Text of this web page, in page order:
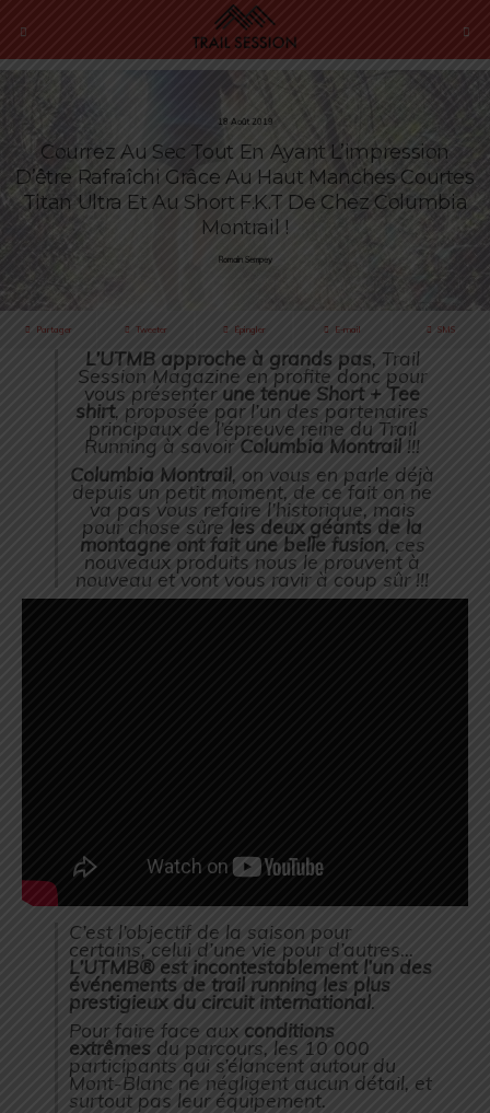
18 Août 2019
Courrez Au Sec Tout En Ayant L’impression
D’être Rafraîchi Grâce Au Haut Manches Courtes
Titan Ultra Et Au Short F.K.T De Chez Columbia
Montrail !
Romain Sempey
Partager Tweeter Épingler E-mail SMS
L’UTMB approche à grands pas, Trail
Session Magazine en profite donc pour
vous présenter une tenue Short + Tee
shirt, proposée par l’un des partenaires
principaux de l’épreuve reine du Trail
Running à savoirColumbia Montrail !!!
Columbia Montrail, on vous en parle déjà
depuis un petit moment, de ce fait on ne
va pas vous refaire l’historique, mais
pour chose sûre les deux géants de la
montagne ont fait une belle fusion, ces
nouveaux produits nous le prouvent à
nouveau et vont vous ravir à coup sûr !!!
C’est l’objectif de la saison pour
certains, celui d’une vie pour d’autres…
L’UTMB® est incontestablement l’un des
événements de trail running les plus
prestigieux du circuit international.
Pour faire face aux conditions
extrêmes du parcours, les 10 000
participants qui s’élancent autour du
Mont-Blanc ne négligent aucun détail, et
surtout pas leur équipement.